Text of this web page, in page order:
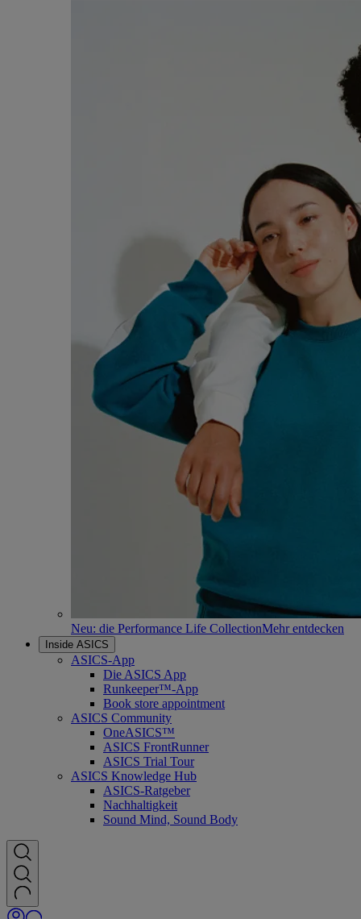
Neu: die Performance Life CollectionMehr entdecken
Inside ASICS
ASICS-App
Die ASICS App
Runkeeper™-App
Book store appointment
ASICS Community
OneASICS™
ASICS FrontRunner
ASICS Trial Tour
ASICS Knowledge Hub
ASICS-Ratgeber
Nachhaltigkeit
Sound Mind, Sound Body